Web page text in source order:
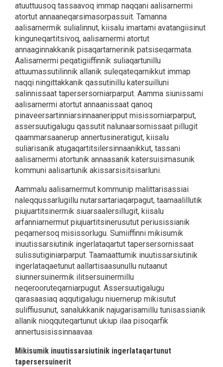
atuuttuusoq tassaavoq immap naqqani aalisarnermi
atortut annaaneqarsimasorpassuit. Tamanna
aalisarnermik sulialinnut, kiisalu imartami avatangiisinut
kinguneqartitsivoq, aalisarnermi atortut
annaaginnakkanik pisaqartarnerinik patsiseqarmata.
Aalisarnermi peqatigiiffinnik suliaqartunillu
attuumassutilinnik allanik suleqateqarnikkut immap
naqqi ningittakkanik qassutinillu katersuilluni
salinnissaat tapersersorniarparput. Aamma siunissami
aalisarnermi atortut annaanissaat qanoq
pinaveersartinniarsinnaaneripput misissorniarparput,
assersuutigalugu qassutit nalunaarsornissaat pillugit
qaammarsaanerup annertusineratigut, kiisalu
suliarisanik atugaqartitsilersinnaanikkut, tassani
aalisarnermi atortunik annaasanik katersuisimasunik
kommuni aalisartunik akissarsisitsisarluni.
Aammalu aalisarnermut kommunip malittarisassiai
naleqqussarlugillu nutarsartariaqarpagut, taamaalillutik
piujuartitsinermik siuarsaalersillugit, kiisalu
arfanniarnermut piujuartitsinerusutut periusissianik
peqarnersoq misissorlugu. Sumiiffinni mikisumik
inuutissarsiutinik ingerlataqartut tapersersornissaat
sulissutiginiarparput. Taamaattumik inuutissarsiutinik
ingerlataqaetunut aallartisaasunullu nutaanut
siunnersuinermik ilitsersuinermillu
neqerooruteqarniarpugut. Assersuutigalugu
qarasaasiaq aqqutigalugu niuernerup mikisutut
suliffiusunut, sanalukkanik najugarisamillu tunisassianik
allanik nioqquteqartunut ukiup ilaa pisoqarfik
annertusisissinnaavaa.
Mikisumik inuutissarsiutinik ingerlataqartunut
tapersersuinerit